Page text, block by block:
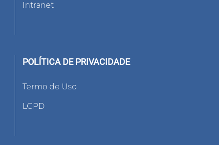
Intranet
POLÍTICA DE PRIVACIDADE
Termo de Uso
LGPD